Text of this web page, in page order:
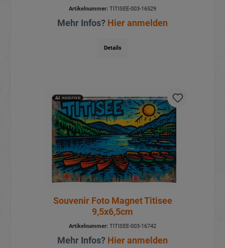
Artikelnummer: TITISEE-003-16529
Mehr Infos? Hier anmelden
Details
Souvenir Foto Magnet Titisee
9,5x6,5cm
Artikelnummer: TITISEE-003-16742
Mehr Infos? Hier anmelden